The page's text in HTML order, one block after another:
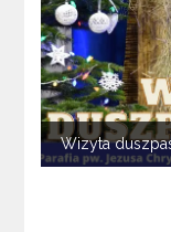
Wizyta